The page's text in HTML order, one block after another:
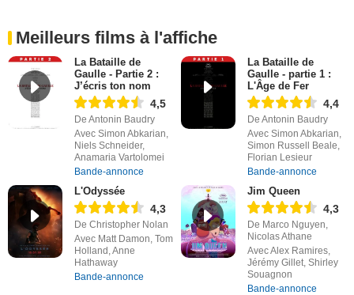
Meilleurs films à l'affiche
La Bataille de
Gaulle - Partie 2 :
J’écris ton nom
4,5
De Antonin Baudry
Avec Simon Abkarian,
Niels Schneider,
Anamaria Vartolomei
Bande-annonce
La Bataille de
Gaulle - partie 1 :
L'Âge de Fer
4,4
De Antonin Baudry
Avec Simon Abkarian,
Simon Russell Beale,
Florian Lesieur
Bande-annonce
L'Odyssée
4,3
De Christopher Nolan
Avec Matt Damon, Tom
Holland, Anne
Hathaway
Bande-annonce
Jim Queen
4,3
De Marco Nguyen,
Nicolas Athane
Avec Alex Ramires,
Jérémy Gillet, Shirley
Souagnon
Bande-annonce